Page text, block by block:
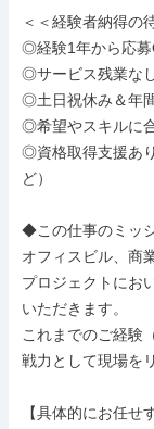
＜＜経験者納得の
◎経験1年から応募
◎サービス残業な
◎土日祝休み＆年
◎希望やスキルに
◎資格取得支援あ
ど）
◆この仕事のミッ
オフィスビル、商
プロジェクトにお
いただきます。
これまでのご経験
戦力として現場を
【具体的にお任せ